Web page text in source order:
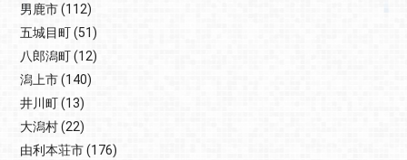
男鹿市(112)
五城目町(51)
八郎潟町(12)
潟上市(140)
井川町(13)
大潟村(22)
由利本荘市(176)